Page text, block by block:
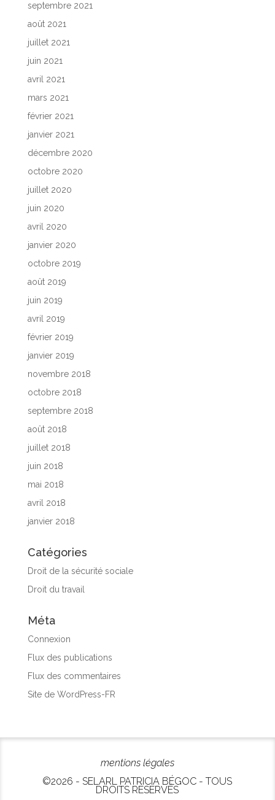
septembre 2021
août 2021
juillet 2021
juin 2021
avril 2021
mars 2021
février 2021
janvier 2021
décembre 2020
octobre 2020
juillet 2020
juin 2020
avril 2020
janvier 2020
octobre 2019
août 2019
juin 2019
avril 2019
février 2019
janvier 2019
novembre 2018
octobre 2018
septembre 2018
août 2018
juillet 2018
juin 2018
mai 2018
avril 2018
janvier 2018
Catégories
Droit de la sécurité sociale
Droit du travail
Méta
Connexion
Flux des publications
Flux des commentaires
Site de WordPress-FR
mentions légales
©2026 - SELARL PATRICIA BÉGOC - TOUS
DROITS RÉSERVÉS